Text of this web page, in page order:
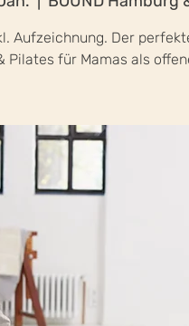
Aufzeichnung. Der
Pilates für Mamas als